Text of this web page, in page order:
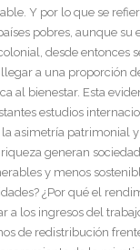
Y por lo que se
pobres, aunque su
desde entonces
a una proporción
al bienestar. Esta
estudios
asimetría patrimonial
generan
y menos
¿Por qué el
a los ingresos del
de redistribución